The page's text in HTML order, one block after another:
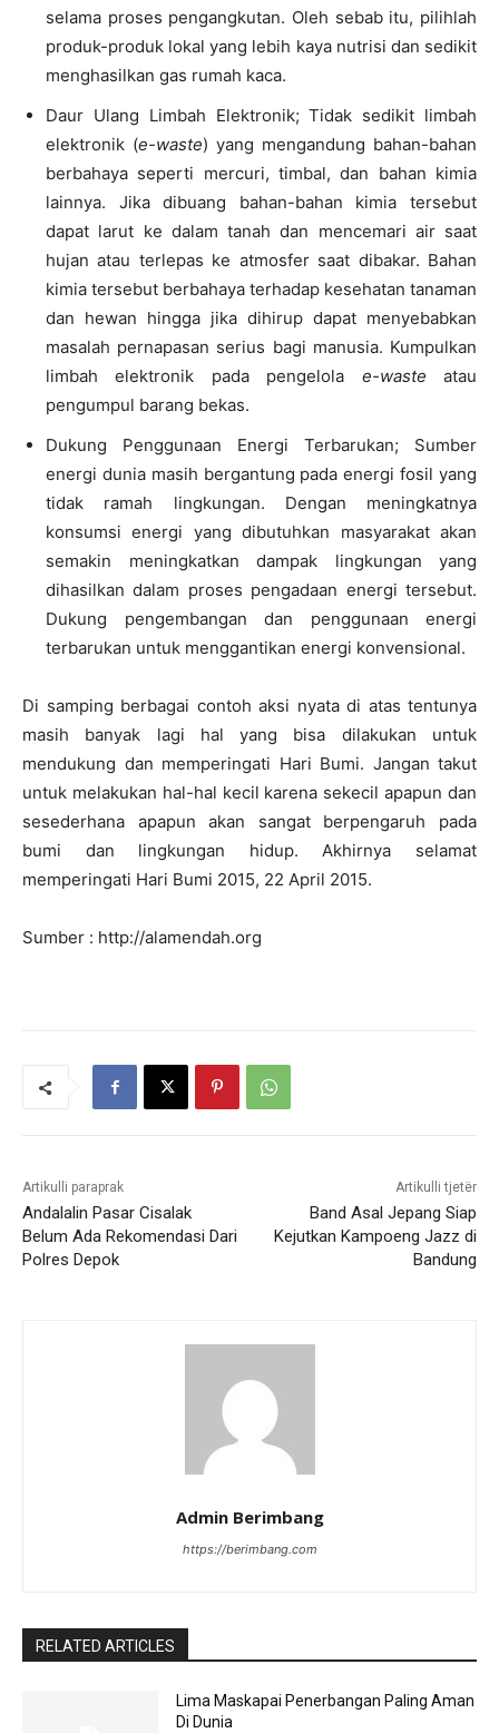
selama proses pengangkutan. Oleh sebab itu, pilihlah
produk-produk lokal yang lebih kaya nutrisi dan sedikit
menghasilkan gas rumah kaca.
Daur Ulang Limbah Elektronik; Tidak sedikit limbah
elektronik (e-waste) yang mengandung bahan-bahan
berbahaya seperti mercuri, timbal, dan bahan kimia
lainnya. Jika dibuang bahan-bahan kimia tersebut
dapat larut ke dalam tanah dan mencemari air saat
hujan atau terlepas ke atmosfer saat dibakar. Bahan
kimia tersebut berbahaya terhadap kesehatan tanaman
dan hewan hingga jika dihirup dapat menyebabkan
masalah pernapasan serius bagi manusia. Kumpulkan
limbah elektronik pada pengelola e-waste atau
pengumpul barang bekas.
Dukung Penggunaan Energi Terbarukan; Sumber
energi dunia masih bergantung pada energi fosil yang
tidak ramah lingkungan. Dengan meningkatnya
konsumsi energi yang dibutuhkan masyarakat akan
semakin meningkatkan dampak lingkungan yang
dihasilkan dalam proses pengadaan energi tersebut.
Dukung pengembangan dan penggunaan energi
terbarukan untuk menggantikan energi konvensional.
Di samping berbagai contoh aksi nyata di atas tentunya
masih banyak lagi hal yang bisa dilakukan untuk
mendukung dan memperingati Hari Bumi. Jangan takut
untuk melakukan hal-hal kecil karena sekecil apapun dan
sesederhana apapun akan sangat berpengaruh pada
bumi dan lingkungan hidup. Akhirnya selamat
memperingati Hari Bumi 2015, 22 April 2015.
Sumber : http://alamendah.org
Artikulli paraprak
Andalalin Pasar Cisalak
Belum Ada Rekomendasi Dari
Polres Depok
Artikulli tjetër
Band Asal Jepang Siap
Kejutkan Kampoeng Jazz di
Bandung
Admin Berimbang
https://berimbang.com
RELATED ARTICLES
Lima Maskapai Penerbangan Paling Aman
Di Dunia